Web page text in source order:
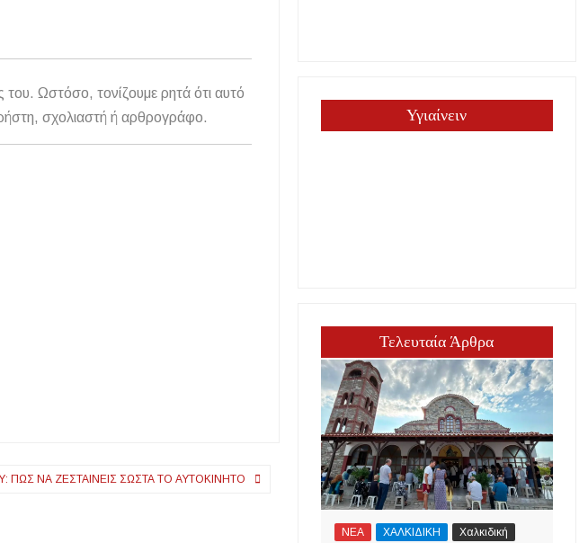
Ωστόσο, τονίζουμε ρητά ότι αυτό
σχολιαστή ή αρθρογράφο.
ΝΑ ΖΕΣΤΑΊΝΕΙΣ ΣΩΣΤΆ ΤΟ ΑΥΤΟΚΊΝΗΤΟ
Υγιαίνειν
Τελευταία Άρθρα
ΝΕΑ ΧΑΛΚΙΔΙΚΗ Χαλκιδική